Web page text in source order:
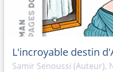
L'incroyable destin
Samir Senoussi (Auteur),